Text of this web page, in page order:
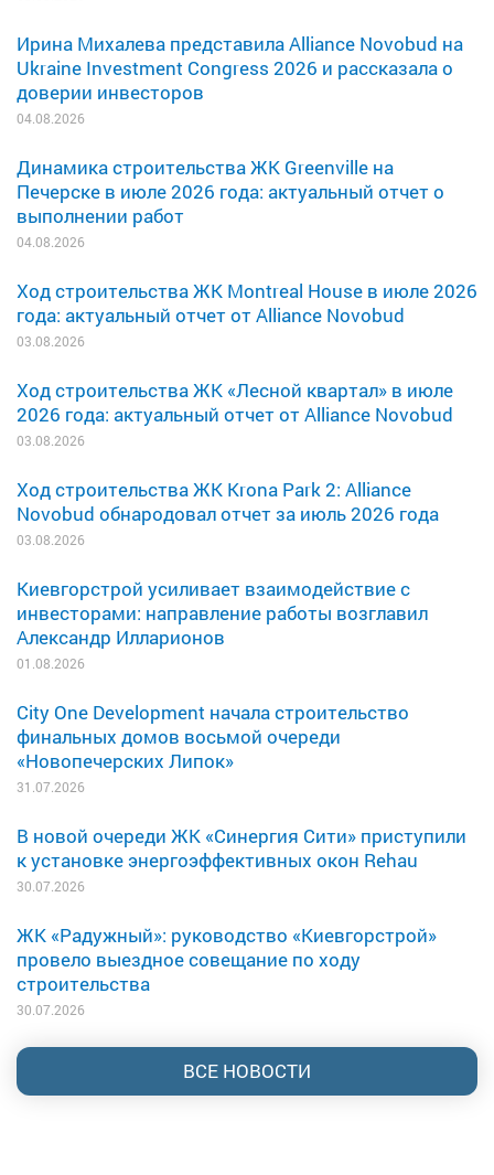
Ирина Михалева представила Alliance Novobud на
Ukraine Investment Congress 2026 и рассказала о
доверии инвесторов
04.08.2026
Динамика строительства ЖК Greenville на
Печерске в июле 2026 года: актуальный отчет о
выполнении работ
04.08.2026
Ход строительства ЖК Montreal House в июле 2026
года: актуальный отчет от Alliance Novobud
03.08.2026
Ход строительства ЖК «Лесной квартал» в июле
2026 года: актуальный отчет от Alliance Novobud
03.08.2026
Ход строительства ЖК Krona Park 2: Alliance
Novobud обнародовал отчет за июль 2026 года
03.08.2026
Киевгорстрой усиливает взаимодействие с
инвесторами: направление работы возглавил
Александр Илларионов
01.08.2026
City One Development начала строительство
финальных домов восьмой очереди
«Новопечерских Липок»
31.07.2026
В новой очереди ЖК «Синергия Сити» приступили
к установке энергоэффективных окон Rehau
30.07.2026
ЖК «Радужный»: руководство «Киевгорстрой»
провело выездное совещание по ходу
строительства
30.07.2026
ВСЕ НОВОСТИ